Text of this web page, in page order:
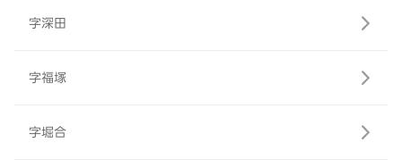
字深田
字福塚
字堀合